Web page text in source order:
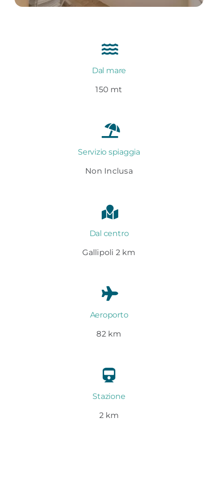
Dal mare
150 mt
Servizio spiaggia
Non Inclusa
Dal centro
Gallipoli 2 km
Aeroporto
82 km
Stazione
2 km